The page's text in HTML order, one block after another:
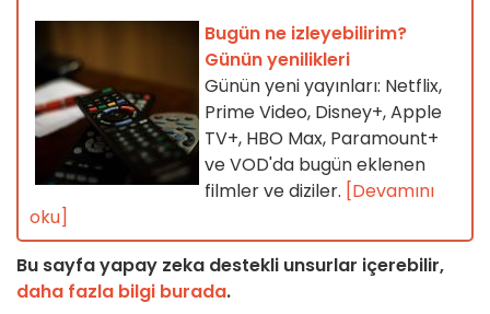
Bugün ne izleyebilirim?
Günün yenilikleri
Günün yeni yayınları: Netflix,
Prime Video, Disney+, Apple
TV+, HBO Max, Paramount+
ve VOD'da bugün eklenen
filmler ve diziler. [Devamını
oku]
Bu sayfa yapay zeka destekli unsurlar içerebilir,
daha fazla bilgi burada.